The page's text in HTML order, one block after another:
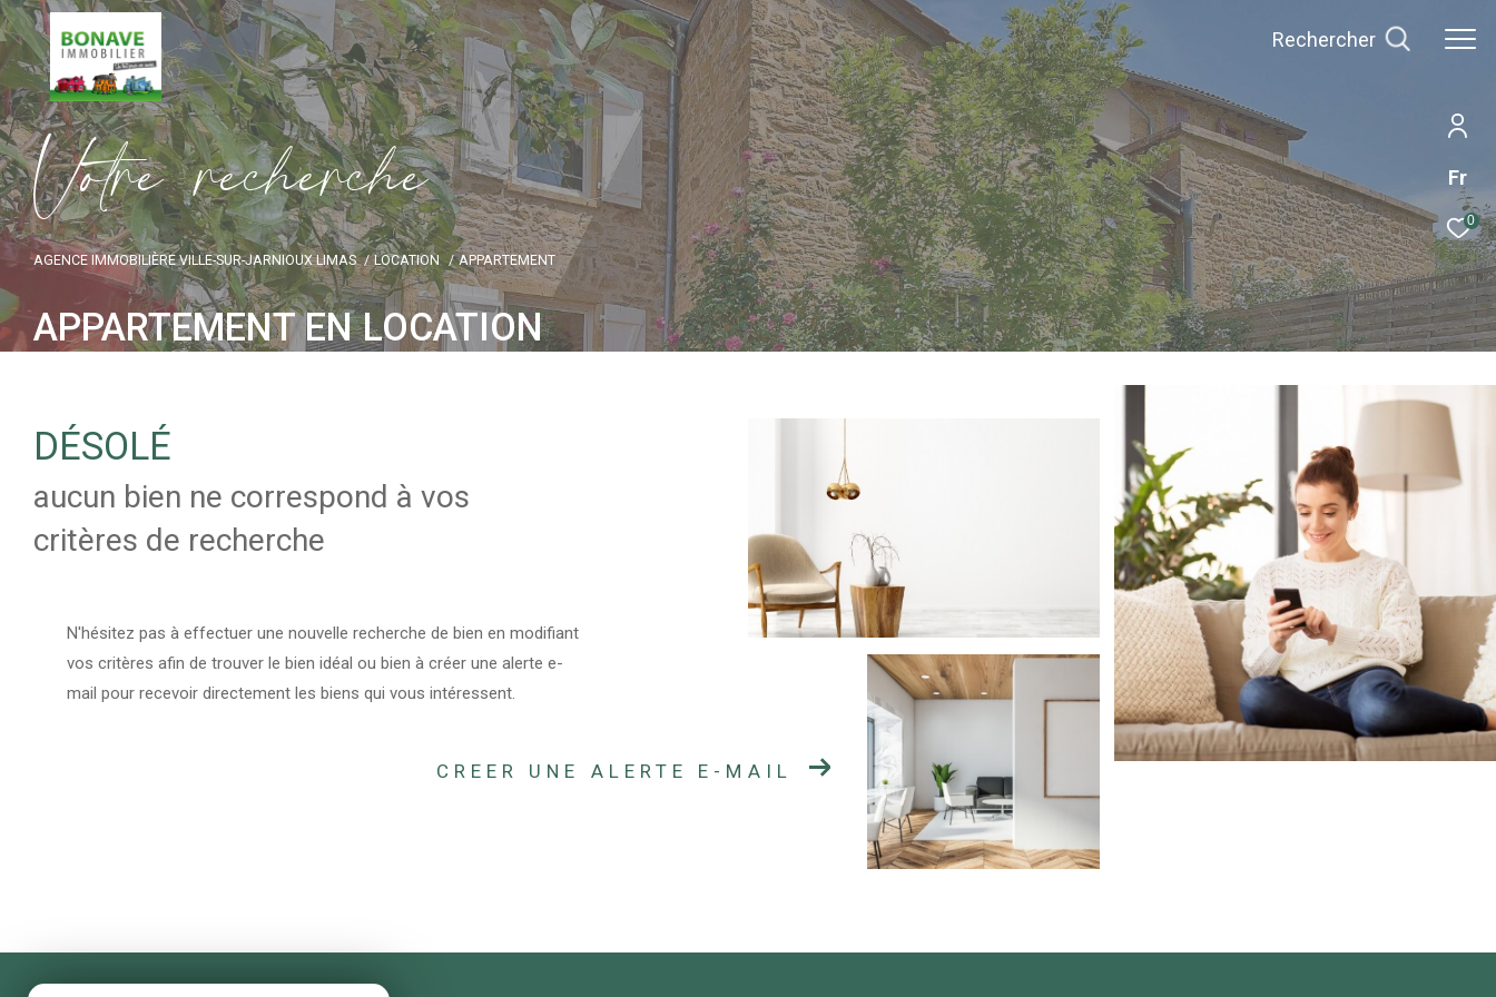
Fr
0
Rechercher
Votre recherche
AGENCE IMMOBILIÈRE VILLE-SUR-JARNIOUX LIMAS LOCATION APPARTEMENT
APPARTEMENT EN LOCATION
DÉSOLÉ
aucun bien ne correspond à vos
critères de recherche
N'hésitez pas à effectuer une nouvelle recherche de bien en modifiant
vos critères afin de trouver le bien idéal ou bien à créer une alerte e-
mail pour recevoir directement les biens qui vous intéressent.
CREER UNE ALERTE E-MAIL